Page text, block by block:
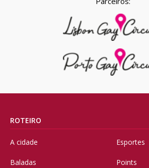
ROTEIRO
A cidade
Baladas
Esportes
Points